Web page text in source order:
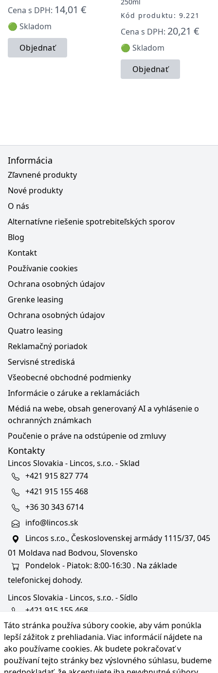
Cena s DPH: 14,01 €
🟢 Skladom
Objednať
Kód produktu: 9.221
Cena s DPH: 20,21 €
🟢 Skladom
Objednať
Táto stránka používa súbory cookie, aby vám ponúkla
lepší zážitok z prehliadania. Viac informácií nájdete na
ako používame cookies. Ak budete pokračovať v
používaní tejto stránky bez výslovného súhlasu, budeme
Informácia
Zľavnené produkty
Nové produkty
O nás
Alternatívne riešenie spotrebiteľských sporov
Blog
Kontakt
Používanie cookies
Ochrana osobných údajov
Grenke leasing
Ochrana osobných údajov
Quatro leasing
Reklamačný poriadok
Servisné strediská
Všeobecné obchodné podmienky
Informácie o záruke a reklamáciách
Médiá na webe, obsah generovaný AI a vyhlásenie o
ochranných známkach
Poučenie o práve na odstúpenie od zmluvy
Kontakty
Lincos Slovakia - Lincos, s.r.o. - Sklad
+421 915 827 774
+421 915 155 468
+36 30 343 6714
info@lincos.sk
Lincos s.r.o., Československej armády 1115/37, 045
01 Moldava nad Bodvou, Slovensko
Pondelok - Piatok: 8:00-16:30 . Na základe
telefonickej dohody.
Lincos Slovakia - Lincos, s.r.o. - Sídlo
+421 915 155 468
+36/30 343 6714
bratislava@lincos.sk
Lincos s.r.o., Rustaveliho 4, 831 06 Bratislava - m. č.